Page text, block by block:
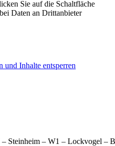
Sie auf die Schaltfläche
Daten an Drittanbieter
und Inhalte entsperren
– Steinheim – W1 – Lockvogel –